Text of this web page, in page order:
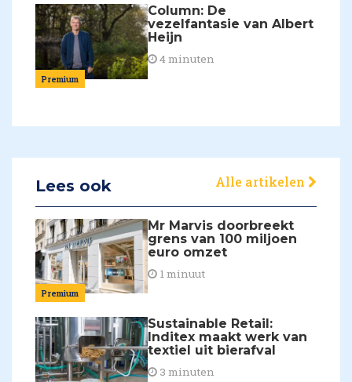
Premium
Column: De
vezelfantasie van Albert
Heijn
4 minuten
Lees ook Alle artikelen
Premium
Mr Marvis doorbreekt
grens van 100 miljoen
euro omzet
1 minuut
Sustainable Retail:
Inditex maakt werk van
textiel uit bierafval
3 minuten